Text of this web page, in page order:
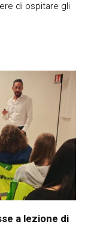
di ospitare gli
a lezione di